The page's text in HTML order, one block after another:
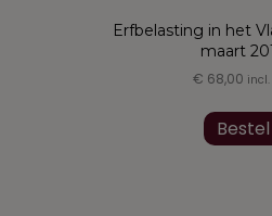
Erfbelasting in het
maart
€ 68,00
Bestel